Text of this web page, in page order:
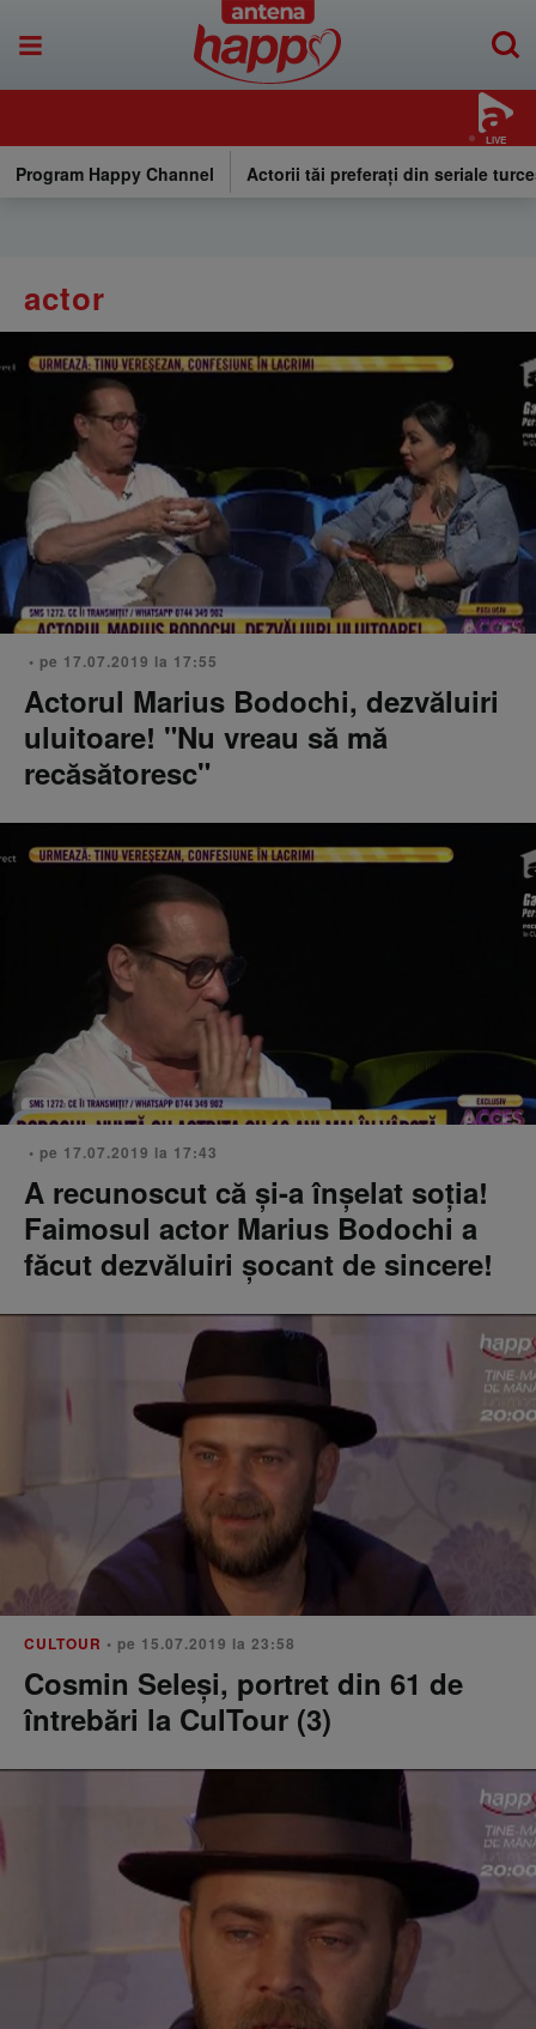
LIVE
Program Happy Channel Actorii tăi preferați din seriale
actor
• pe 17.07.2019 la 17:55
Actorul Marius Bodochi, dezvăluiri
uluitoare! "Nu vreau să mă
recăsătoresc"
• pe 17.07.2019 la 17:43
A recunoscut că şi-a înşelat soţia!
Faimosul actor Marius Bodochi a
făcut dezvăluiri şocant de sincere!
CULTOUR • pe 15.07.2019 la 23:58
Cosmin Seleși, portret din 61 de
întrebări la CulTour (3)